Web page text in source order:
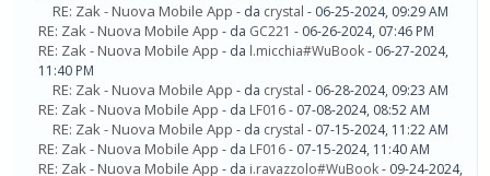
RE: Zak - Nuova Mobile App - da crystal - 06-25-2024, 09:29 AM
RE: Zak - Nuova Mobile App - da GC221 - 06-26-2024, 07:46 PM
RE: Zak - Nuova Mobile App - da l.micchia#WuBook- 06-27-2024,
11:40 PM
RE: Zak - Nuova Mobile App - da crystal - 06-28-2024, 09:23 AM
RE: Zak - Nuova Mobile App - da LF016- 07-08-2024, 08:52 AM
RE: Zak - Nuova Mobile App - da crystal - 07-15-2024, 11:22 AM
RE: Zak - Nuova Mobile App - da LF016- 07-15-2024, 11:40 AM
RE: Zak - Nuova Mobile App - da i.ravazzolo#WuBook- 09-24-2024,